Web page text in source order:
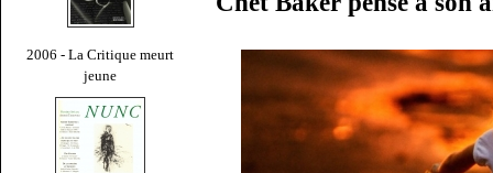
2006 - La Critique meurt
jeune